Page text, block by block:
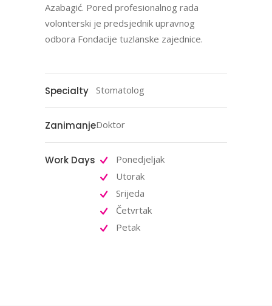
Azabagić. Pored profesionalnog rada
volonterski je predsjednik upravnog
odbora Fondacije tuzlanske zajednice.
Specialty Stomatolog
ZanimanjeDoktor
Work Days
Ponedjeljak
Utorak
Srijeda
Četvrtak
Petak